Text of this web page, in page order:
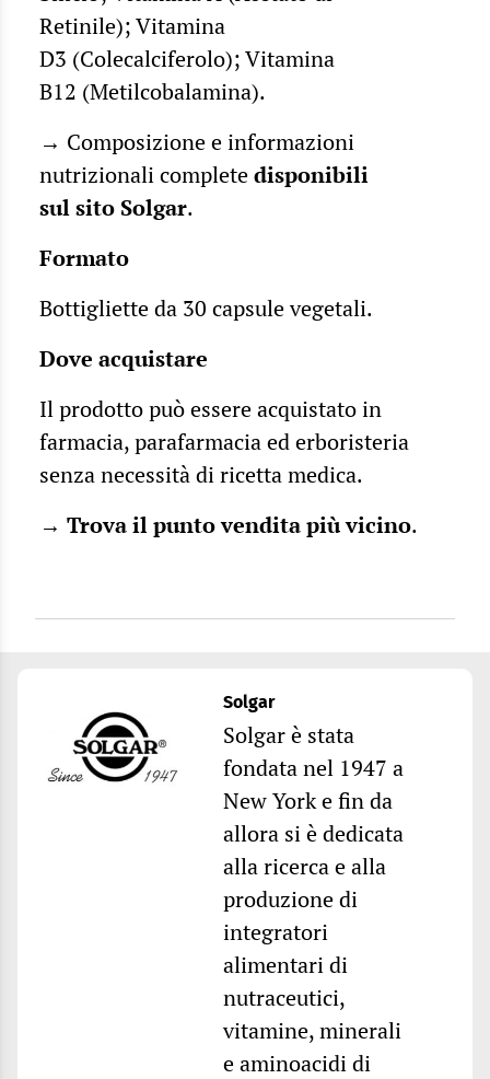
Retinile); Vitamina
D3 (Colecalciferolo); Vitamina
B12 (Metilcobalamina).
→ Composizione e informazioni
nutrizionali completedisponibili
sulsito Solgar.
Formato
Bottigliette da 30 capsule vegetali.
Dove acquistare
Il prodotto può essere acquistato in
farmacia, parafarmacia ed erboristeria
senza necessità di ricetta medica.
→ Trova il punto vendita più vicino.
Solgar
Solgar è stata
fondata nel 1947 a
New York e fin da
allora si è dedicata
alla ricerca e alla
produzione di
integratori
alimentari di
nutraceutici,
vitamine, minerali
e aminoacidi di